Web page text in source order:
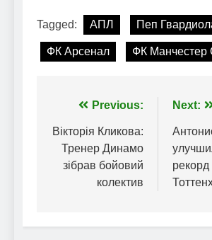
Tagged: АПЛ Пеп
ФК Арсенал ФК Манчестер
Навігація
записів
Previous:
Вікторія Кликова:
Тренер Динамо
зібрав бойовий
колектив
Next:
рекорд